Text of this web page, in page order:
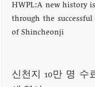
HWPL:A new history
through the
of Shincheonji
신천지 10만 명 수